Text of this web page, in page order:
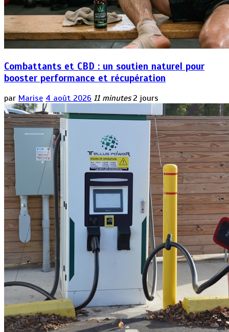
Combattants et CBD : un soutien naturel pour
booster performance et récupération
par Marise 4 août 2026 11 minutes 2 jours